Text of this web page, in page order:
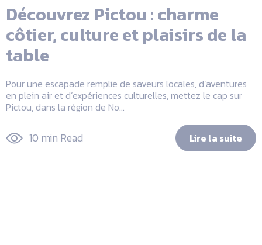
Découvrez Pictou : charme
côtier, culture et plaisirs de la
table
Pour une escapade remplie de saveurs locales, d’aventures
en plein air et d’expériences culturelles, mettez le cap sur
Pictou, dans la région de No...
10 min Read Lire la suite